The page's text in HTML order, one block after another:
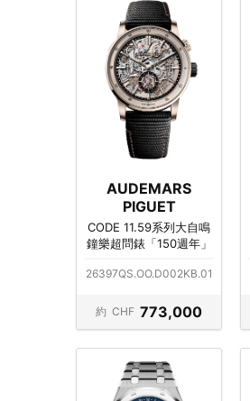
AUDEMARS
PIGUET
CODE 11.59系列大自鳴
鐘樂超問錶「150週年」
26397QS.OO.D002KB.01
約 CHF 773,000